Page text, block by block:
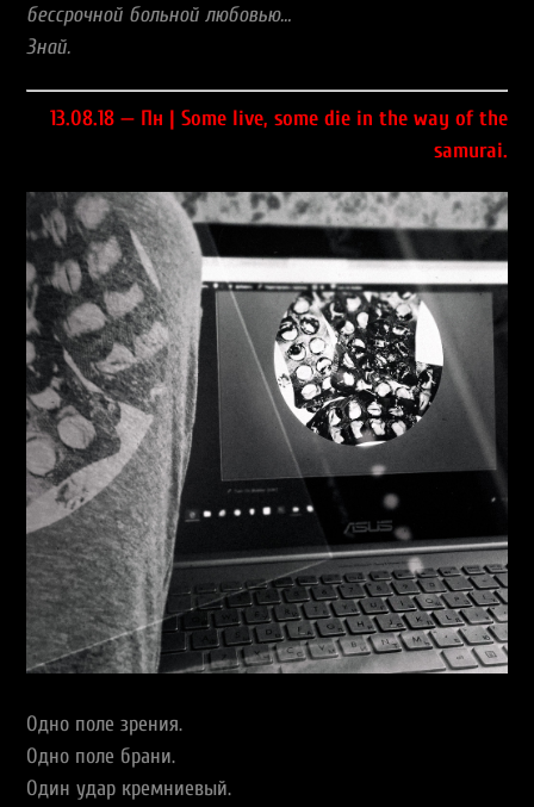
бессрочной больной любовью…
Знай.
13.08.18 — Пн | Some live, some die in the way of the
samurai.
Одно поле зрения.
Одно поле брани.
Один удар кремниевый.